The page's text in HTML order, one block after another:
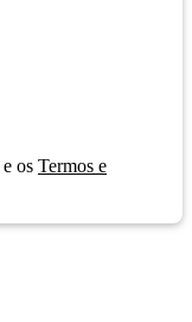
e os Termos e